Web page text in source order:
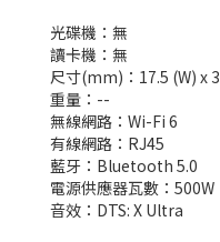
光碟機：無
讀卡機：無
尺寸(mm)：17.5 (W) x
重量：--
無線網路：Wi-Fi 6
有線網路：RJ45
藍牙：Bluetooth 5.0
電源供應器瓦數：500W
音效：DTS: X Ultra